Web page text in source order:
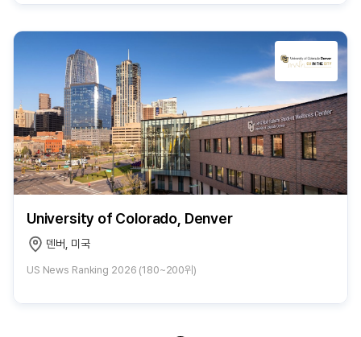
University of Colorado, Denver
덴버, 미국
US News Ranking 2026 (180~200위)